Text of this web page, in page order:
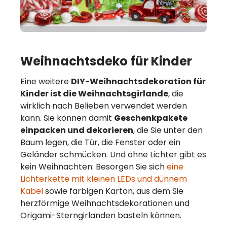
Weihnachtsdeko für Kinder
Eine weitere DIY-Weihnachtsdekoration für
Kinder ist die Weihnachtsgirlande, die
wirklich nach Belieben verwendet werden
kann. Sie können damit Geschenkpakete
einpacken und dekorieren, die Sie unter den
Baum legen, die Tür, die Fenster oder ein
Geländer schmücken. Und ohne Lichter gibt es
kein Weihnachten: Besorgen Sie sicheine
Lichterkette mit kleinen LEDs und dünnem
Kabelsowie farbigen Karton, aus dem Sie
herzförmige Weihnachtsdekorationen und
Origami-Sterngirlanden basteln können.